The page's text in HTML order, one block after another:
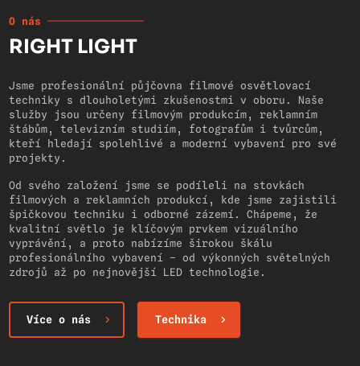
O nás
RIGHT LIGHT
Jsme profesionální půjčovna filmové osvětlovací
techniky s dlouholetými zkušenostmi v oboru. Naše
služby jsou určeny filmovým produkcím, reklamním
štábům, televizním studiím, fotografům i tvůrcům,
kteří hledají spolehlivé a moderní vybavení pro své
projekty.
Od svého založení jsme se podíleli na stovkách
filmových a reklamních produkcí, kde jsme zajistili
špičkovou techniku i odborné zázemí. Chápeme, že
kvalitní světlo je klíčovým prvkem vizuálního
vyprávění, a proto nabízíme širokou škálu
profesionálního vybavení – od výkonných světelných
zdrojů až po nejnovější LED technologie.
Více o nás Technika